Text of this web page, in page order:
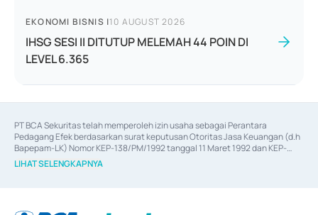
EKONOMI BISNIS |10 AUGUST 2026
IHSG SESI II DITUTUP MELEMAH 44 POIN DI
LEVEL 6.365
PT BCA Sekuritas telah memperoleh izin usaha sebagai Perantara
Pedagang Efek berdasarkan surat keputusan Otoritas Jasa Keuangan (d.h
Bapepam-LK) Nomor KEP-138/PM/1992 tanggal 11 Maret 1992 dan KEP-
06/D.04/2014 tanggal 28 Februari 2014, izin usaha sebagai Penjamin Emisi
Efek berdasarkan surat keputusan Otoritas Jasa Keuangan Nomor KEP-
LIHAT SELENGKAPNYA